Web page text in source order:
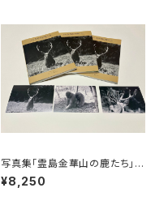
写真集「霊島金華山の鹿たち」3
冊セット+ポストカード３種付き
Japanese - English bilingu
¥8,250